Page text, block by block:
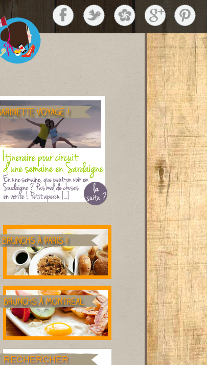
RECHERCHER